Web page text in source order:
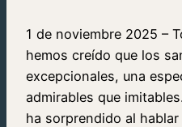
1 de noviembre 2025 –
hemos creído que los
excepcionales, una
admirables que
ha sorprendido al